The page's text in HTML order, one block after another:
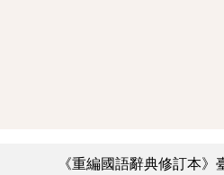
《重編國語辭典修訂本》